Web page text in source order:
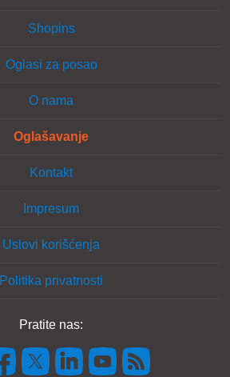
Shopins
Oglasi za posao
O nama
Oglašavanje
Kontakt
Impresum
Uslovi korišćenja
Politika privatnosti
Pratite nas: